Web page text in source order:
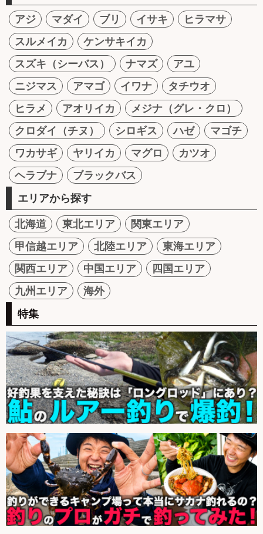
アジ マダイ ブリ イサキ
ヒラマサ
スルメイカ
ケンサキイカ
スズキ（シーバス）
ナマズ
アユ
ニジマス
アマゴ イワナ
タチウオ
ヒラメ
アオリイカ
メジナ（グレ・クロ）
クロダイ（チヌ）
シロギス ハゼ
マゴチ
ワカサギ
ヤリイカ マグロ
カツオ
ヘラブナ
ブラックバス
エリアから探す
北海道 東北エリア
関東エリア
甲信越エリア
北陸エリア
東海エリア
関西エリア
中国エリア
四国エリア
九州エリア
海外
特集